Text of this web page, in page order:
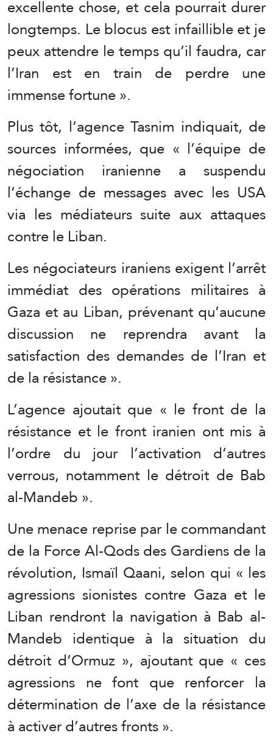
excellente chose, et cela pourrait durer
longtemps. Le blocus est infaillible et je
peux attendre le temps qu’il faudra, car
l’Iran est en train de perdre une
immense fortune ».
Plus tôt, l’agence Tasnim indiquait, de
sources informées, que « l’équipe de
négociation iranienne a suspendu
l’échange de messages avec les USA
via les médiateurs suite aux attaques
contre le Liban.
Les négociateurs iraniens exigent l’arrêt
immédiat des opérations militaires à
Gaza et au Liban, prévenant qu’aucune
discussion ne reprendra avant la
satisfaction des demandes de l’Iran et
de la résistance ».
L’agence ajoutait que « le front de la
résistance et le front iranien ont mis à
l’ordre du jour l’activation d’autres
verrous, notamment le détroit de Bab
al-Mandeb ».
Une menace reprise par le commandant
de la Force Al-Qods des Gardiens de la
révolution, Ismaïl Qaani, selon qui « les
agressions sionistes contre Gaza et le
Liban rendront la navigation à Bab al-
Mandeb identique à la situation du
détroit d’Ormuz », ajoutant que « ces
agressions ne font que renforcer la
détermination de l’axe de la résistance
à activer d’autres fronts ».